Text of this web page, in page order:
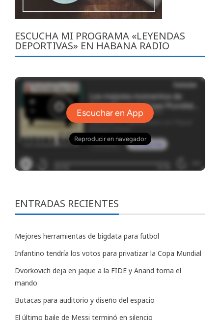
ESCUCHA MI PROGRAMA «LEYENDAS
DEPORTIVAS» EN HABANA RADIO
ENTRADAS RECIENTES
Mejores herramientas de bigdata para futbol
Infantino tendría los votos para privatizar la Copa Mundial
Dvorkovich deja en jaque a la FIDE y Anand toma el
mando
Butacas para auditorio y diseño del espacio
El último baile de Messi terminó en silencio